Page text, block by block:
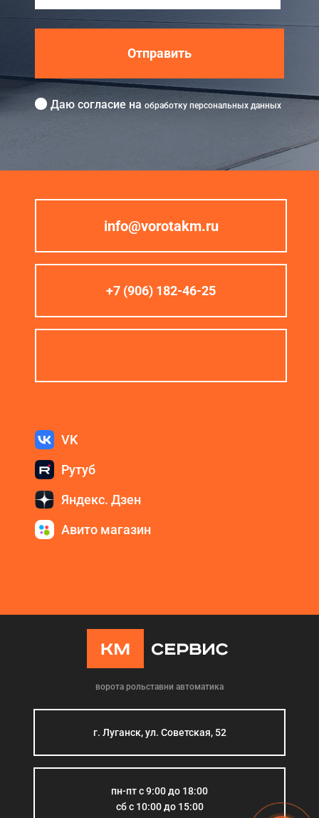
Отправить
Даю согласие на обработку персональных данных
info@vorotakm.ru
+7 (906) 182-46-25
VK
Рутуб
Яндекс. Дзен
Авито магазин
ворота рольставни автоматика
г. Луганск, ул. Советская, 52
пн-пт с 9:00 до 18:00
сб с 10:00 до 15:00